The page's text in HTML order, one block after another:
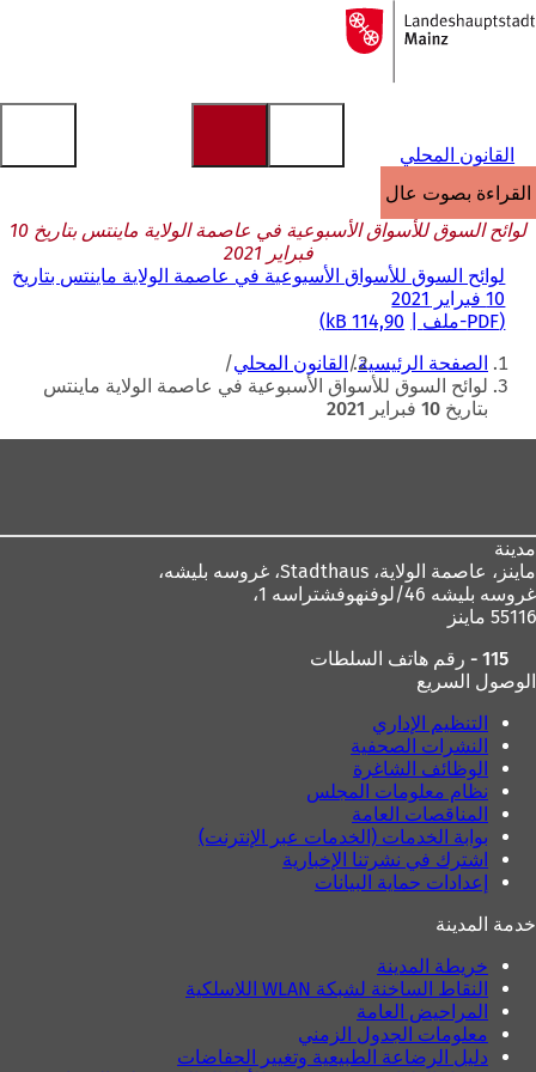
الانتقال إلى المحتوى
إلى
الصفحة
القانون المحلي
القراءة بصوت عالٍ
لوائح السوق للأسواق الأسبوعية في عاصمة الولاية ماينتس بتاريخ 10
فبراير 2021
لوائح السوق للأسواق الأسبوعية في عاصمة الولاية ماينتس بتاريخ
10 فبراير 2021
PDF-ملف 114,90 kB
أنت
هنا
الصفحة الرئيسية القانون المحلي
لوائح السوق للأسواق الأسبوعية في عاصمة الولاية ماينتس
بتاريخ 10 فبراير 2021
مدينة
ماينز، عاصمة الولاية،
غروسه بليشه 46/لوفنهوفشتراسه 1،
55116 ماينز
115 - رقم هاتف السلطات
الوصول السريع
التنظيم الإداري
النشرات الصحفية
الوظائف الشاغرة
نظام معلومات المجلس
المناقصات العامة
بوابة الخدمات (الخدمات عبر الإنترنت)
اشترك في نشرتنا الإخبارية
إعدادات حماية البيانات
خدمة المدينة
خريطة المدينة
النقاط الساخنة لشبكة WLAN اللاسلكية
المراحيض العامة
معلومات الجدول الزمني
دليل الرضاعة الطبيعية وتغيير الحفاضات